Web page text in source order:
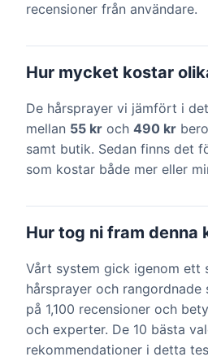
recensioner från användare.
Hur mycket kostar
De hårsprayer vi jämfört i
mellan 55 kr och 490 kr
samt butik. Sedan finns det
som kostar både mer eller
Hur tog ni fram denna
Vårt system gick igenom ett
hårsprayer och rangordnade
på 1,100 recensioner och
och experter. De 10 bästa
rekommendationer i detta